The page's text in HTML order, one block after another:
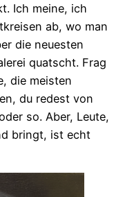
Ich meine, ich
ab, wo man
die neuesten
quatscht. Frag
die meisten
du redest von
so. Aber, Leute,
bringt, ist echt